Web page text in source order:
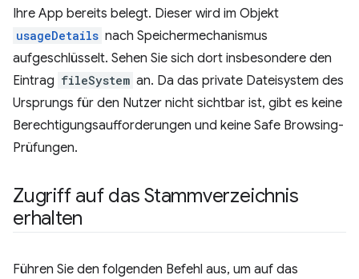
Ihre App bereits belegt. Dieser wird im Objekt
usageDetails nach Speichermechanismus
aufgeschlüsselt. Sehen Sie sich dort insbesondere den
Eintrag fileSystem an. Da das private Dateisystem des
Ursprungs für den Nutzer nicht sichtbar ist, gibt es keine
Berechtigungsaufforderungen und keine Safe Browsing-
Prüfungen.
Zugriff auf das Stammverzeichnis
erhalten
Führen Sie den folgenden Befehl aus, um auf das